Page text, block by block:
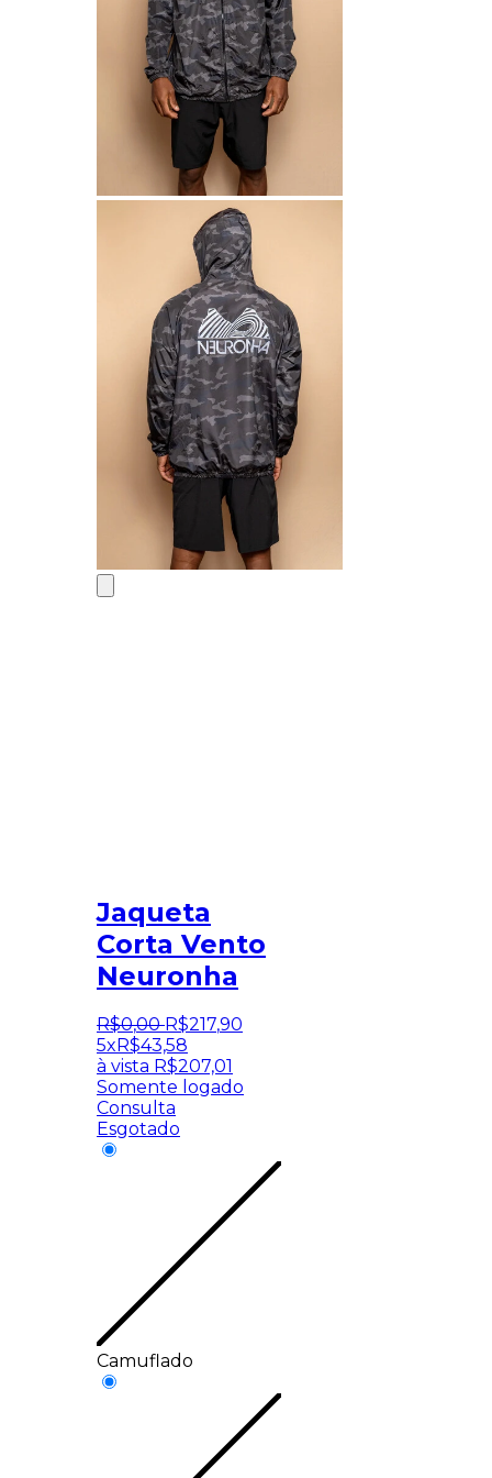
Jaqueta
Corta Vento
Neuronha
R$0,00 R$217,90
5xR$43,58
à vista R$207,01
Somente logado
Consulta
Esgotado
Camuflado